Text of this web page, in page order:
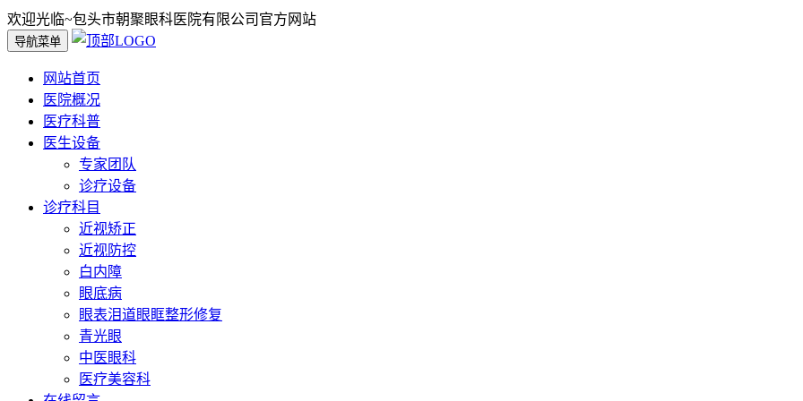
欢迎光临~包头市朝聚眼科医院有限公司官方网站
导航菜单
网站首页
医院概况
医疗科普
医生设备
专家团队
诊疗设备
诊疗科目
近视矫正
近视防控
白内障
眼底病
眼表泪道眼眶整形修复
青光眼
中医眼科
医疗美容科